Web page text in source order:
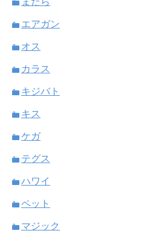
エアガン
オス
カラス
キジバト
キス
ケガ
テグス
ハワイ
ペット
マジック